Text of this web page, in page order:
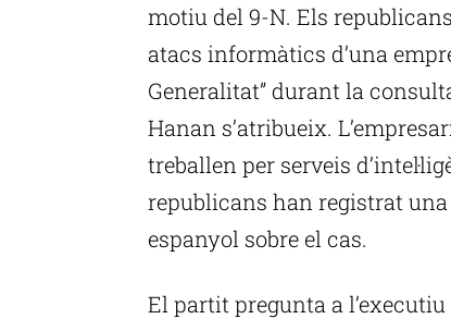
motiu del 9-N. Els
atacs informàtics d’una
Generalitat” durant la
Hanan s’atribueix.
treballen per serveis
republicans han registrat
espanyol sobre el cas.
El partit pregunta a